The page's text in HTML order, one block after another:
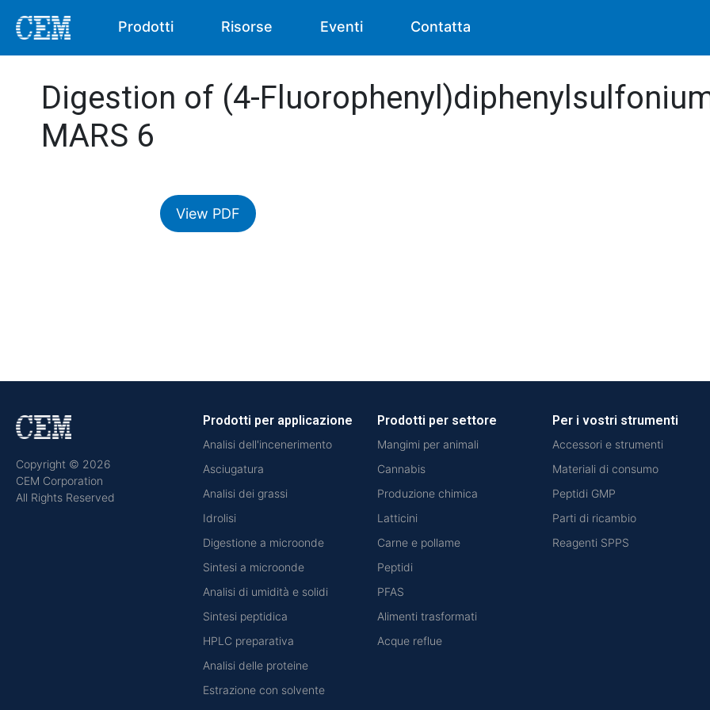
Prodotti Risorse Eventi Contatta
Digestion of (4-
MARS 6
View PDF
Copyright © 2026
CEM Corporation
All Rights Reserved
Prodotti per applicazione
Analisi dell'incenerimento
Asciugatura
Analisi dei grassi
Idrolisi
Digestione a microonde
Sintesi a microonde
Analisi di umidità e solidi
Sintesi peptidica
HPLC preparativa
Analisi delle proteine
Estrazione con solvente
Prodotti per settore
Mangimi per animali
Cannabis
Produzione chimica
Latticini
Carne e pollame
Peptidi
PFAS
Alimenti trasformati
Acque reflue
Per i vostri strumenti
Accessori e strumenti
Materiali di consumo
Peptidi GMP
Parti di ricambio
Reagenti SPPS